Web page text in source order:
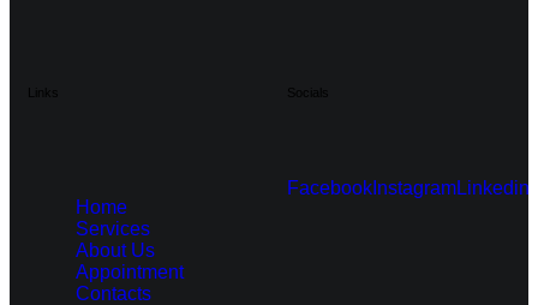
Links
Home
Services
About Us
Appointment
Contacts
Socials
Facebook InstagramLinkedin